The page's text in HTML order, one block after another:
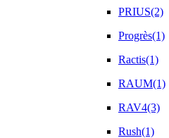
PRIUS(2)
Progrès(1)
Ractis(1)
RAUM(1)
RAV4(3)
Rush(1)